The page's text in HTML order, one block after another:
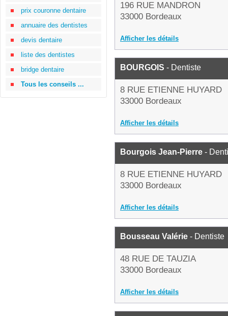
prix couronne dentaire
annuaire des dentistes
devis dentaire
liste des dentistes
bridge dentaire
Tous les conseils ...
196 RUE MANDRON
33000 Bordeaux
Afficher les détails
BOURGOIS - Dentiste
8 RUE ETIENNE HUYARD
33000 Bordeaux
Afficher les détails
Bourgois Jean-Pierre -
8 RUE ETIENNE HUYARD
33000 Bordeaux
Afficher les détails
Bousseau Valérie - Dentiste
48 RUE DE TAUZIA
33000 Bordeaux
Afficher les détails